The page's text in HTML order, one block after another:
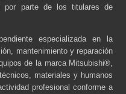
por parte de los titulares de
especializada en la
mantenimiento y reparación
de la marca Mitsubishi®,
materiales y humanos
profesional conforme a